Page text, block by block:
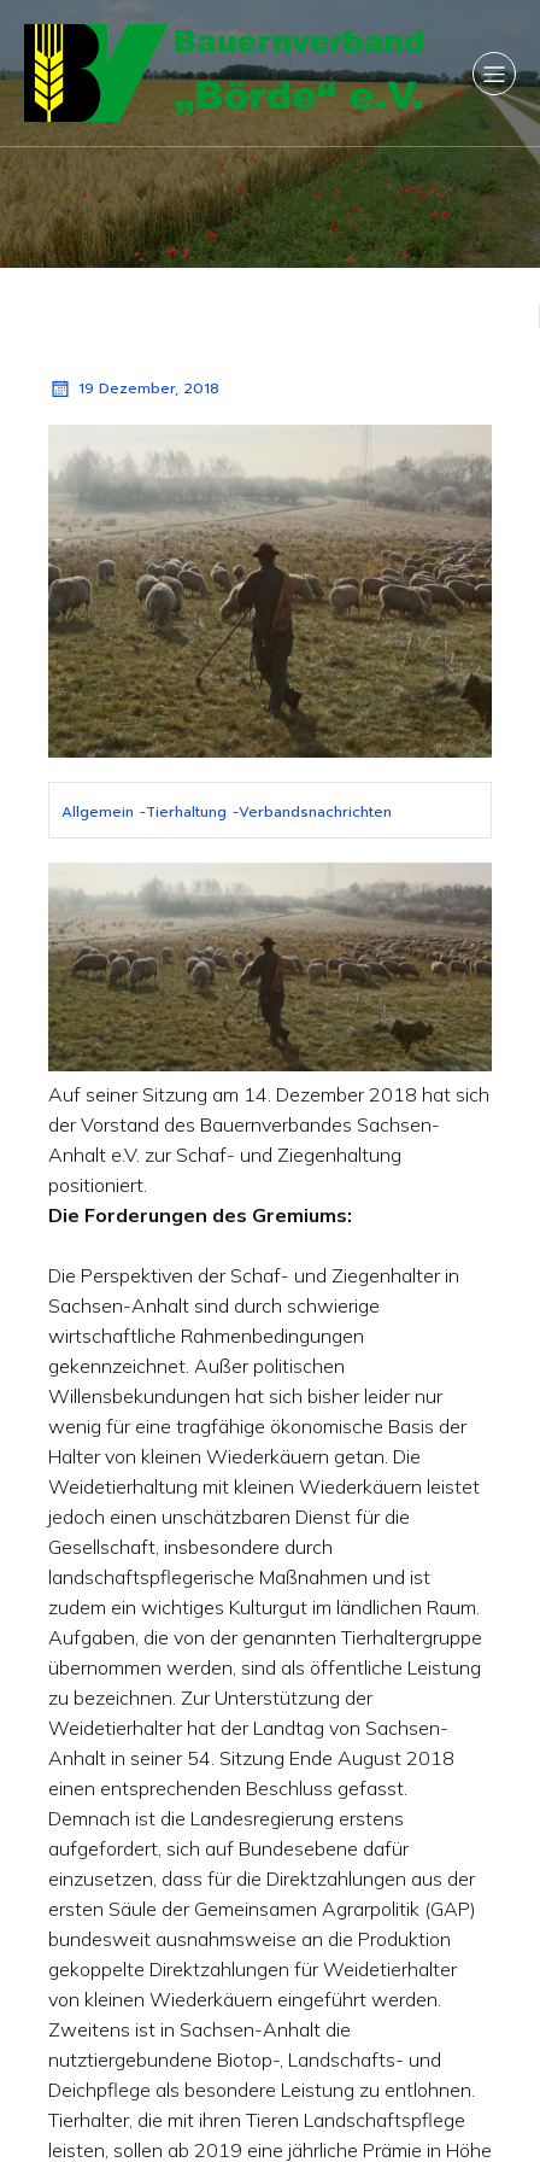
19 Dezember, 2018
Allgemein -Tierhaltung -Verbandsnachrichten
Auf seiner Sitzung am 14. Dezember 2018 hat sich
der Vorstand des Bauernverbandes Sachsen-
Anhalt e.V. zur Schaf- und Ziegenhaltung
positioniert.
Die Forderungen des Gremiums:
Die Perspektiven der Schaf- und Ziegenhalter in
Sachsen-Anhalt sind durch schwierige
wirtschaftliche Rahmenbedingungen
gekennzeichnet. Außer politischen
Willensbekundungen hat sich bisher leider nur
wenig für eine tragfähige ökonomische Basis der
Halter von kleinen Wiederkäuern getan. Die
Weidetierhaltung mit kleinen Wiederkäuern leistet
jedoch einen unschätzbaren Dienst für die
Gesellschaft, insbesondere durch
landschaftspflegerische Maßnahmen und ist
zudem ein wichtiges Kulturgut im ländlichen Raum.
Aufgaben, die von der genannten Tierhaltergruppe
übernommen werden, sind als öffentliche Leistung
zu bezeichnen. Zur Unterstützung der
Weidetierhalter hat der Landtag von Sachsen-
Anhalt in seiner 54. Sitzung Ende August 2018
einen entsprechenden Beschluss gefasst.
Demnach ist die Landesregierung erstens
aufgefordert, sich auf Bundesebene dafür
einzusetzen, dass für die Direktzahlungen aus der
ersten Säule der Gemeinsamen Agrarpolitik (GAP)
bundesweit ausnahmsweise an die Produktion
gekoppelte Direktzahlungen für Weidetierhalter
von kleinen Wiederkäuern eingeführt werden.
Zweitens ist in Sachsen-Anhalt die
nutztiergebundene Biotop-, Landschafts- und
Deichpflege als besondere Leistung zu entlohnen.
Tierhalter, die mit ihren Tieren Landschaftspflege
leisten, sollen ab 2019 eine jährliche Prämie in Höhe